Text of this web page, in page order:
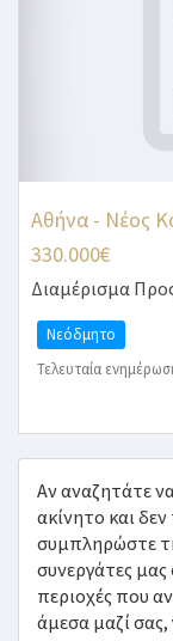
Αθήνα - Νέος
330.000€
Διαμέρισμα
Νεόδμητο
Τελευταία
Αν αναζητάτε
ακίνητο και
συμπληρώστε
συνεργάτες μας
περιοχές που
άμεσα μαζί